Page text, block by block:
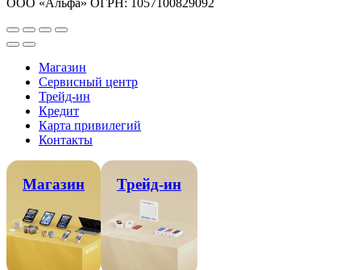
ООО «Альфа» ОГРН: 1057100829092
Магазин
Сервисный центр
Трейд-ин
Кредит
Карта привилегий
Контакты
Магазин Трейд-ин